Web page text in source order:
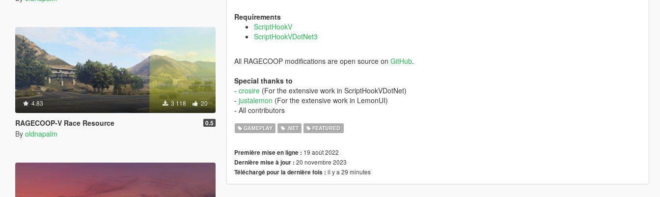
4.83 3 118 20
RAGECOOP-V Race Resource 0.5
By oldnapalm
Requirements
ScriptHookV
ScriptHookVDotNet3
All RAGECOOP modifications are open source on GitHub.
Special thanks to
- crosire(For the extensive work in ScriptHookVDotNet)
- justalemon (For the extensive work in LemonUI)
- All contributors
GAMEPLAY .NET FEATURED
Première mise en ligne : 19 août 2022
Dernière mise à jour : 20 novembre 2023
Téléchargé pour la dernière fois : il y a 29 minutes